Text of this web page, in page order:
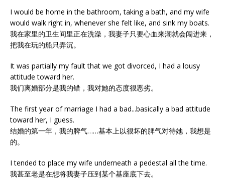
I would be home in the bathroom, taking a bath, and my wife
would walk right in, whenever she felt like, and sink my boats.
我在家里的卫生间里正在洗澡，我妻子只要心血来潮就会闯进来，
把我在玩的船只弄沉。
It was partially my fault that we got divorced, I had a lousy
attitude toward her.
我们离婚部分是我的错，我对她的态度很恶劣。
The first year of marriage I had a bad...basically a bad attitude
toward her, I guess.
结婚的第一年，我的脾气……基本上以很坏的脾气对待她，我想是
的。
I tended to place my wife underneath a pedestal all the time.
我甚至老是在想将我妻子压到某个基座底下去。